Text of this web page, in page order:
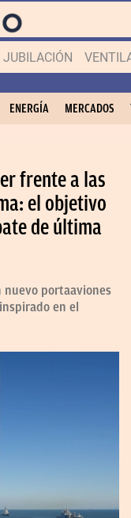
ENERGÍA MERCADOS
frente a las
el objetivo
de última
portaaviones
en el